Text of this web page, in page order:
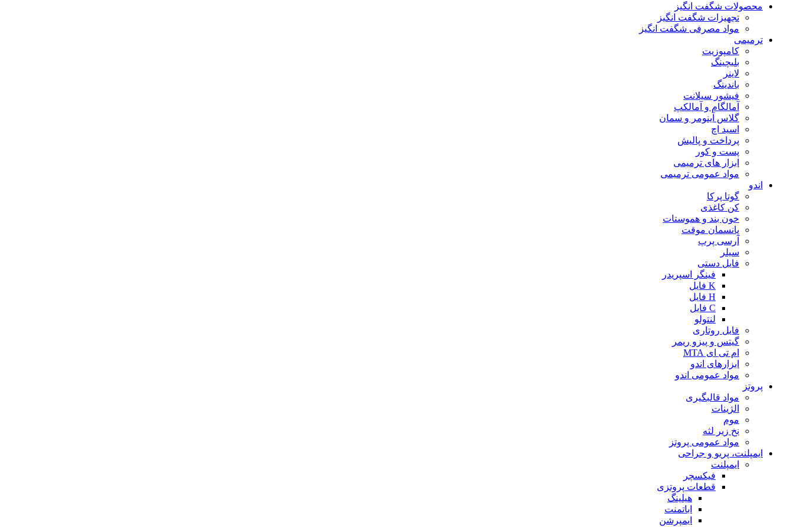
محصولات شگفت انگیز
تجهیزات شگفت انگیز
مواد مصرفی شگفت انگیز
ترمیمی
کامپوزیت
بلیچینگ
لاینر
باندینگ
فیشور سیلانت
آمالگام و آمالکپ
گلاس آینومر و سمان
اسید اچ
پرداخت و پالیش
پست و کور
ابزار های ترمیمی
مواد عمومی ترمیمی
اندو
گوتا پرکا
کن کاغذی
خون بند و هموستات
پانسمان موقت
آرسی پرپ
سیلر
فایل دستی
فینگر اسپریدر
K فایل
H فایل
C فایل
لنتولو
فایل روتاری
گیتس و پیزو ریمر
ام تی ای MTA
ابزارهای اندو
مواد عمومی اندو
پروتز
مواد قالبگیری
الژینات
موم
نخ زیر لثه
مواد عمومی پروتز
ایمپلنت، پریو و جراحی
ایمپلنت
فیکسچر
قطعات پروتزی
هیلینگ
اباتمنت
ایمپرشن